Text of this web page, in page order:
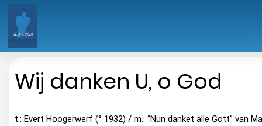
Wij danken U, o God
t.: Evert Hoogerwerf (° 1932) / m.: “Nun danket alle Gott” van